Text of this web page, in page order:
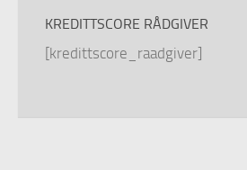
KREDITTSCORE RÅDGIVER
[kredittscore_raadgiver]